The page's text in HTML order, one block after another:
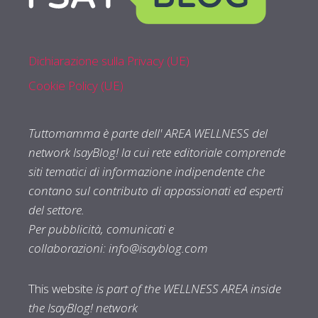
Dichiarazione sulla Privacy (UE)
Cookie Policy (UE)
Tuttomamma è parte dell' AREA WELLNESS del
network IsayBlog! la cui rete editoriale comprende
siti tematici di informazione indipendente che
contano sul contributo di appassionati ed esperti
del settore.
Per pubblicità, comunicati e
collaborazioni:info@isayblog.com
This website is part of the WELLNESS AREA inside
the IsayBlog! network